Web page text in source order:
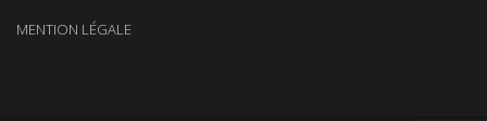
MENTION LÉGALE